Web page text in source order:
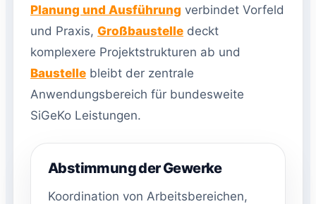
Planung und Ausführung verbindet Vorfeld
und Praxis, Großbaustelle deckt
komplexere Projektstrukturen ab und
Baustelle bleibt der zentrale
Anwendungsbereich für bundesweite
SiGeKo Leistungen.
Abstimmung der Gewerke
Koordination von Arbeitsbereichen,